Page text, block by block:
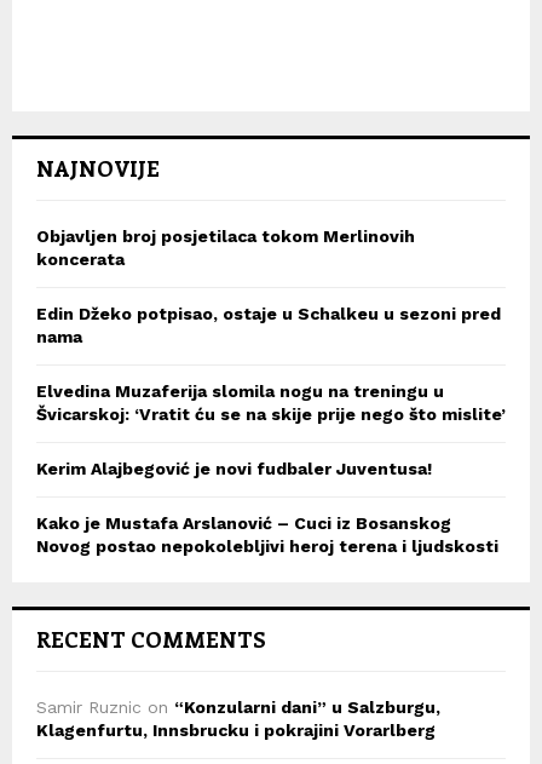
NAJNOVIJE
Objavljen broj posjetilaca tokom Merlinovih
koncerata
Edin Džeko potpisao, ostaje u Schalkeu u sezoni pred
nama
Elvedina Muzaferija slomila nogu na treningu u
Švicarskoj: ‘Vratit ću se na skije prije nego što mislite’
Kerim Alajbegović je novi fudbaler Juventusa!
Kako je Mustafa Arslanović – Cuci iz Bosanskog
Novog postao nepokolebljivi heroj terena i ljudskosti
RECENT COMMENTS
Samir Ruznic on “Konzularni dani” u Salzburgu,
Klagenfurtu, Innsbrucku i pokrajini Vorarlberg